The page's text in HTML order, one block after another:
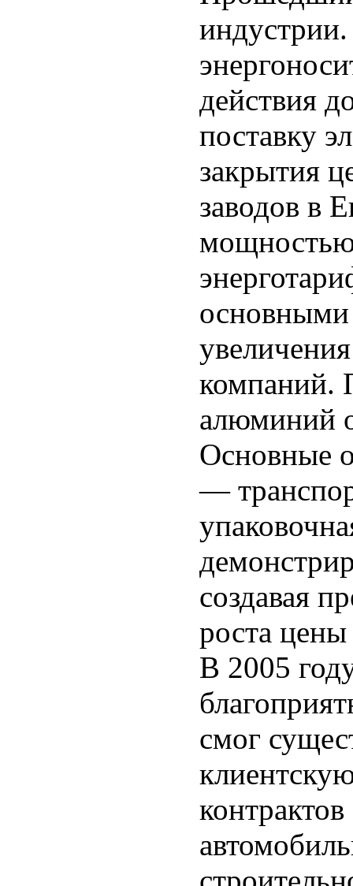
действия
поставку
закрытия
заводов в
основными
компаний.
алюминий
Основные
—
создавая
роста
В 2005
смог